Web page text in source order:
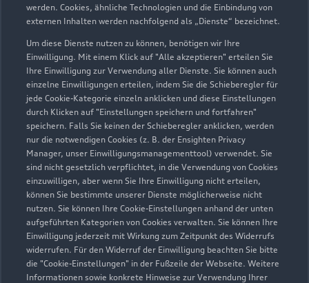
werden. Cookies, ähnliche Technologien und die Einbindung von
externen Inhalten werden nachfolgend als „Dienste“ bezeichnet.
Um diese Dienste nutzen zu können, benötigen wir Ihre
Einwilligung. Mit einem Klick auf "Alle akzeptieren" erteilen Sie
Ihre Einwilligung zur Verwendung aller Dienste. Sie können auch
einzelne Einwilligungen erteilen, indem Sie die Schieberegler für
jede Cookie-Kategorie einzeln anklicken und diese Einstellungen
durch Klicken auf "Einstellungen speichern und fortfahren"
speichern. Falls Sie keinen der Schieberegler anklicken, werden
nur die notwendigen Cookies (z. B. der Ensighten Privacy
Manager, unser Einwilligungsmanagementtool) verwendet. Sie
sind nicht gesetzlich verpflichtet, in die Verwendung von Cookies
einzuwilligen, aber wenn Sie Ihre Einwilligung nicht erteilen,
können Sie bestimmte unserer Dienste möglicherweise nicht
nutzen. Sie können Ihre Cookie-Einstellungen anhand der unten
aufgeführten Kategorien von Cookies verwalten. Sie können Ihre
Einwilligung jederzeit mit Wirkung zum Zeitpunkt des Widerrufs
widerrufen. Für den Widerruf der Einwilligung beachten Sie bitte
die "Cookie-Einstellungen" in der Fußzeile der Webseite. Weitere
Informationen sowie konkrete Hinweise zur Verwendung Ihrer
03581 87480
info-gr@auto-elitzsch.de
Kontaktdaten herunterladen
Öffnungszeiten
Service
Geschlossen,öffnet am Montag 07:00
Montag - Freitag
07:00 - 18:00